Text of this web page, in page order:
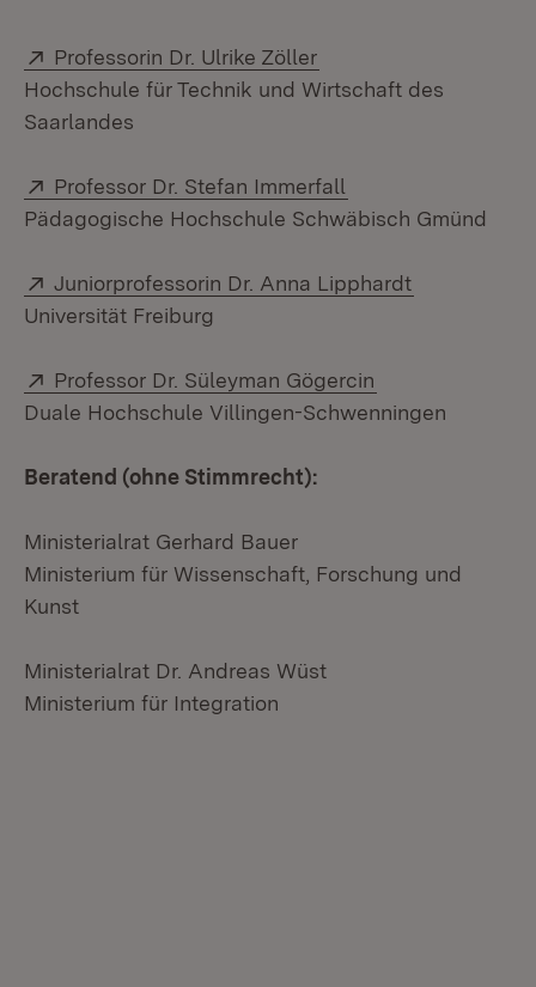
Extern:
Professorin Dr. Ulrike Zöller
Hochschule für Technik und Wirtschaft des
Saarlandes
Extern:
Professor Dr. Stefan Immerfall
Pädagogische Hochschule Schwäbisch Gmünd
Extern:
Juniorprofessorin Dr. Anna Lipphardt
Universität Freiburg
Extern:
Professor Dr. Süleyman Gögercin
Duale Hochschule Villingen-Schwenningen
Beratend (ohne Stimmrecht):
Ministerialrat Gerhard Bauer
Ministerium für Wissenschaft, Forschung und
Kunst
Ministerialrat Dr. Andreas Wüst
Ministerium für Integration